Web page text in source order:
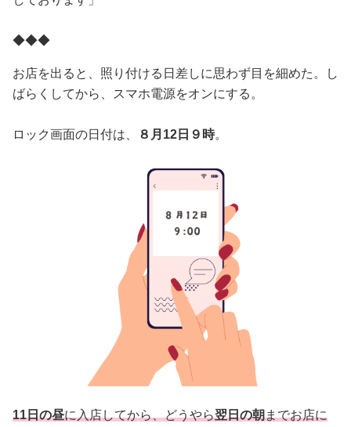
◆◆◆
お店を出ると、照り付ける日差しに思わず目を細めた。し
ばらくしてから、スマホ電源をオンにする。
ロック画面の日付は、 ８月12日９時。
11日の昼に入店してから、どうやら翌日の朝までお店に